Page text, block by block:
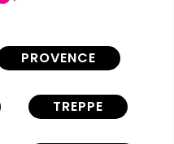
PROVENCE
TREPPE